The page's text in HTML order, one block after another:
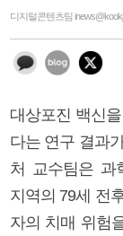
디지털콘텐츠팀
대상포진 백신
다는 연구 결과
처 교수팀은 과
지역의 79세 전
자의 치매 위험